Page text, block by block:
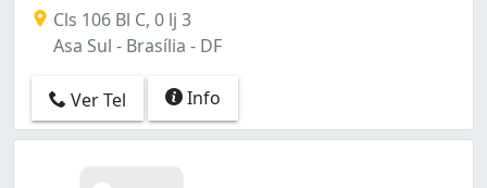
Cls 106 Bl C, 0 lj 3
Asa Sul - Brasília - DF
Ver Tel Info